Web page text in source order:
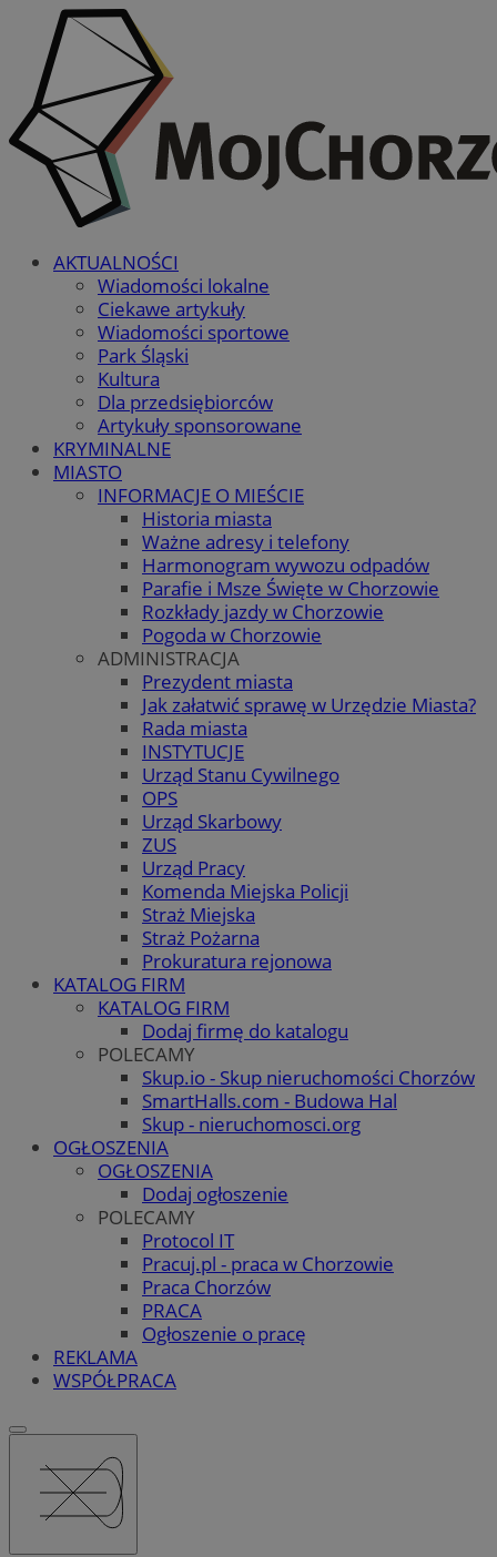
AKTUALNOŚCI
Wiadomości lokalne
Ciekawe artykuły
Wiadomości sportowe
Park Śląski
Kultura
Dla przedsiębiorców
Artykuły sponsorowane
KRYMINALNE
MIASTO
INFORMACJE O MIEŚCIE
Historia miasta
Ważne adresy i telefony
Harmonogram wywozu odpadów
Parafie i Msze Święte w Chorzowie
Rozkłady jazdy w Chorzowie
Pogoda w Chorzowie
ADMINISTRACJA
Prezydent miasta
Jak załatwić sprawę w Urzędzie Miasta?
Rada miasta
INSTYTUCJE
Urząd Stanu Cywilnego
OPS
Urząd Skarbowy
ZUS
Urząd Pracy
Komenda Miejska Policji
Straż Miejska
Straż Pożarna
Prokuratura rejonowa
KATALOG FIRM
KATALOG FIRM
Dodaj firmę do katalogu
POLECAMY
Skup.io - Skup nieruchomości Chorzów
SmartHalls.com - Budowa Hal
Skup - nieruchomosci.org
OGŁOSZENIA
OGŁOSZENIA
Dodaj ogłoszenie
POLECAMY
Protocol IT
Pracuj.pl - praca w Chorzowie
Praca Chorzów
PRACA
Ogłoszenie o pracę
REKLAMA
WSPÓŁPRACA